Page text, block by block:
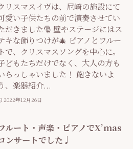
リスマスイヴは、尼崎の施設にて
愛い子供たちの前で演奏させてい
だきました🎅 壁やステージにはス
キな飾りつけが🎄 ピアノとフルー
トで、クリスマスソングを中心に。
どもたちだけでなく、大人の方も
らっしゃいました！ 飽きないよ
、楽器紹介...
2022年12月26日
ルート・声楽・ピアノでX’mas
ンサートでした♩